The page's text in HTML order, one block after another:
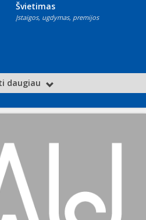
Švietimas
Įstaigos, ugdymas, premijos
daugiau